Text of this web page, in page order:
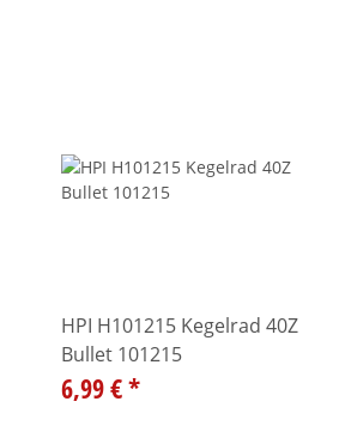
HPI H101215 Kegelrad 40Z
Bullet 101215
6,99 €*